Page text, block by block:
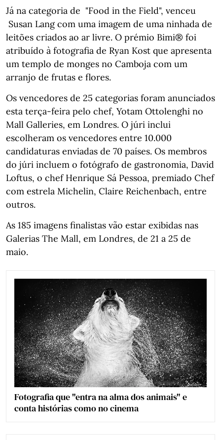
Já na categoria de "Food in the Field", venceu
Susan Lang com uma imagem de uma ninhada de
leitões criados ao ar livre. O prémio Bimi® foi
atribuído à fotografia de Ryan Kost que apresenta
um templo de monges no Camboja com um
arranjo de frutas e flores.
Os vencedores de 25 categorias foram anunciados
esta terça-feira pelo chef, Yotam Ottolenghi no
Mall Galleries, em Londres. O júri inclui
escolheram os vencedores entre 10.000
candidaturas enviadas de 70 países. Os membros
do júri incluem o fotógrafo de gastronomia, David
Loftus, o chef Henrique Sá Pessoa, premiado Chef
com estrela Michelin, Claire Reichenbach, entre
outros.
As 185 imagens finalistas vão estar exibidas nas
Galerias The Mall, em Londres, de 21 a 25 de
maio.
Fotografia que "entra na alma dos animais" e
conta histórias como no cinema